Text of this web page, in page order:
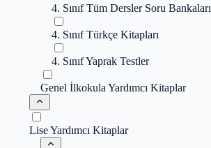
4. Sınıf Tüm Dersler Soru Bankaları
4. Sınıf Türkçe Kitapları
4. Sınıf Yaprak Testler
Genel İlkokula Yardımcı Kitaplar
Lise Yardımcı Kitaplar